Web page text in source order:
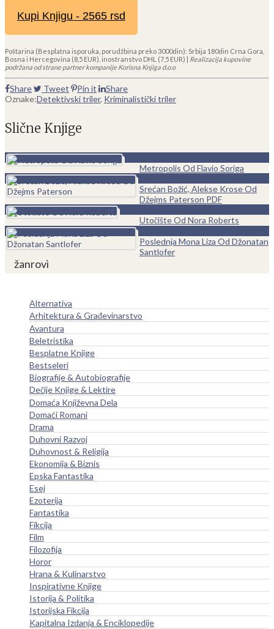
Kupi Knjigu - 2565 rsd
Poštarina (Besplatna isporuka, porudžbina preko 3000din): Srbija 180din Crna Gora,
Bosna i Hercegovina (8,5 EUR), inostranstvo DHL (7,5 EUR) | Realizacija kupovine
podržana od strane partner kompanije Korisna Knjiga d.o.o
Share Tweet Pin it
Share
Oznake:Detektivski triler, Kriminalistički triler
Slične Knjige
Metropolis Od Flavio Soriga
Srećan Božić, Alekse Krose Od
Džejms Paterson PDF
Utočište Od Nora Roberts
Poslednja Mona Liza Od Džonatan
Santlofer
žanrovi
Alternativa
Arhitektura & Građevinarstvo
Avantura
Beletristika
Besplatne Knjige
Bestseleri
Biografije & Autobiografije
Dečije Knjige & Lektire
Domaća Književna Dela
Domaći Romani
Drama
Duhovni Razvoj
Duhovnost & Religija
Ekonomija & Biznis
Epska Fantastika
Esej
Ezoterija
Fantastika
Fikcija
Film
Filozofija
Horor
Hrana & Kulinarstvo
Inspirativne Knjige
Istorija & Politika
Istorijska Fikcija
Kapitalna Izdanja & Enciklopedije